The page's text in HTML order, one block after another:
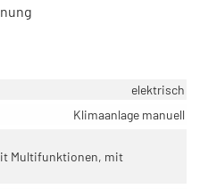
elektrisch
Klimaanlage manuell
Multifunktionen, mit